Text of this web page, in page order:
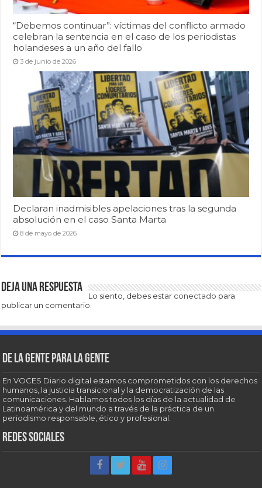
“Debemos continuar”: víctimas del conflicto armado
celebran la sentencia en el caso de los periodistas
holandeses a un año del fallo
3 de junio de 2026
Declaran inadmisibles apelaciones tras la segunda
absolución en el caso Santa Marta
8 de mayo de 2026
Deja una respuesta
Lo siento, debes estar conectado para
publicar un comentario.
De la gente para la gente
En VOCES Diario digital estamos comprometidos con los derechos
humanos, la justicia transicional y la democratización de las
comunicaciones. Hablamos todos los días de la actualidad de
Latinoamérica y del mundo a través de la práctica de un
periodismo responsable, ético y profesional.
Redes sociales